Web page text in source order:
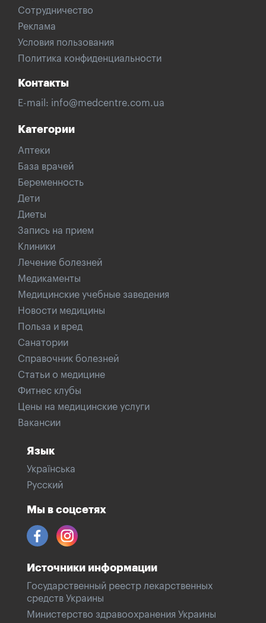
Сотрудничество
Реклама
Условия пользования
Политика конфиденциальности
Контакты
E-mail: info@medcentre.com.ua
Категории
Аптеки
База врачей
Беременность
Дети
Диеты
Запись на прием
Клиники
Лечение болезней
Медикаменты
Медицинские учебные заведения
Новости медицины
Польза и вред
Санатории
Справочник болезней
Статьи о медицине
Фитнес клубы
Цены на медицинские услуги
Вакансии
Язык
Українська
Русский
Мы в соцсетях
Источники информации
Государственный реестр лекарственных
средств Украины
Министерство здравоохранения Украины